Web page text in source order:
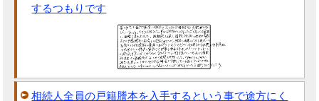
するつもりです
相続人全員の戸籍謄本を入手するという事で途方にく